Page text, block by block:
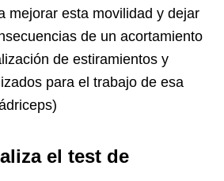
mejorar esta movilidad y dejar
de un acortamiento
de estiramientos y
para el trabajo de esa
el test de